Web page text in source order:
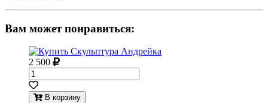
Вам может понравиться:
2 500
В корзину